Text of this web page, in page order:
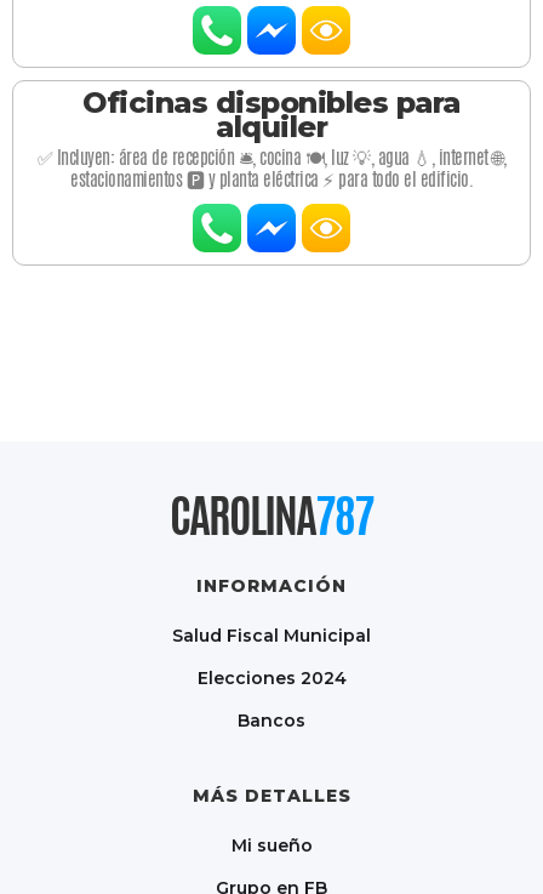
Oficinas disponibles para
alquiler
✅ Incluyen: área de recepción 🛎️, cocina 🍽️, luz 💡, agua 💧, internet 🌐,
estacionamientos 🅿️ y planta eléctrica ⚡ para todo el edificio.
CAROLINA787
INFORMACIÓN
Salud Fiscal Municipal
Elecciones 2024
Bancos
MÁS DETALLES
Mi sueño
Grupo en FB